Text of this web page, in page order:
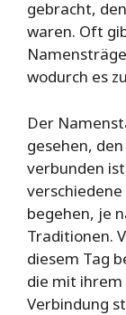
gebracht,
waren. Oft
wodurch es
Der
gesehen,
verbunden
begehen, je
Traditionen.
diesem Tag
die mit ihrem
Verbindung